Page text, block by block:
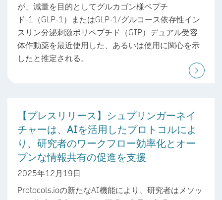
が、減量を目的としてグルカゴン様ペプチ
ド-1（GLP-1）またはGLP-1/グルコース依存性イン
スリン分泌刺激ポリペプチド（GIP）デュアル受容
体作動薬を最近使用した、あるいは使用に関心を示
したと推定される。
【プレスリリース】シュプリンガーネイ
チャーは、AIを活用したプロトコルによ
り、研究者のワークフロー効率化とオー
プンな情報共有の促進を支援
2025年12月19日
Protocols.ioの新たなAI機能により、研究者はメソッ